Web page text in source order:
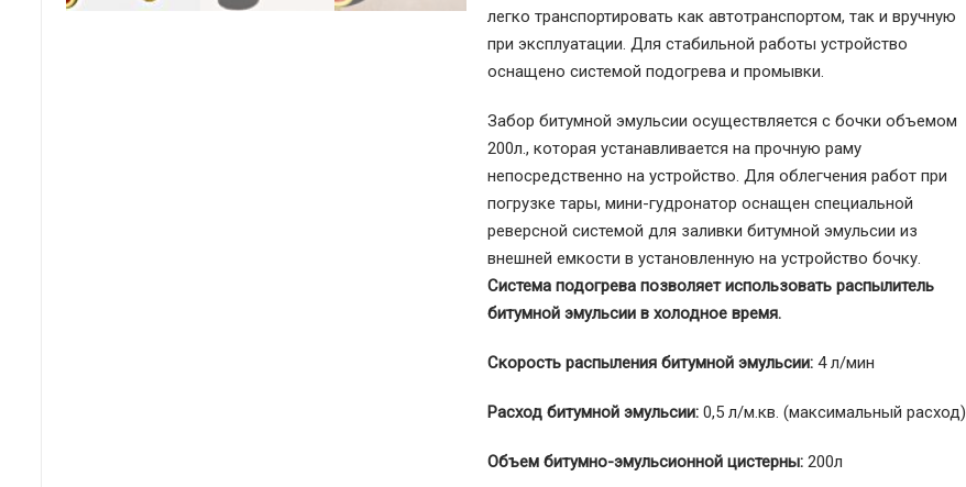
легко транспортировать как автотранспортом, так и вручную
при эксплуатации. Для стабильной работы устройство
оснащено системой подогрева и промывки.
Забор битумной эмульсии осуществляется с бочки объемом
200л., которая устанавливается на прочную раму
непосредственно на устройство. Для облегчения работ при
погрузке тары, мини-гудронатор оснащен специальной
реверсной системой для заливки битумной эмульсии из
внешней емкости в установленную на устройство бочку.
Система подогрева позволяет использовать распылитель
битумной эмульсии в холодное время.
Скорость распыления битумной эмульсии: 4 л/мин
Расход битумной эмульсии: 0,5 л/м.кв. (максимальный расход)
Объем битумно-эмульсионной цистерны: 200л